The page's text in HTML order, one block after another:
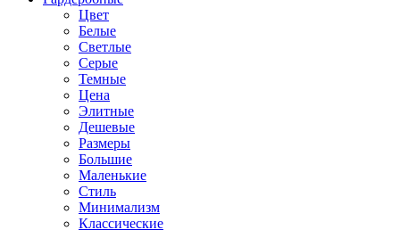
Цвет
Белые
Светлые
Серые
Темные
Цена
Элитные
Дешевые
Размеры
Большие
Маленькие
Стиль
Минимализм
Классические